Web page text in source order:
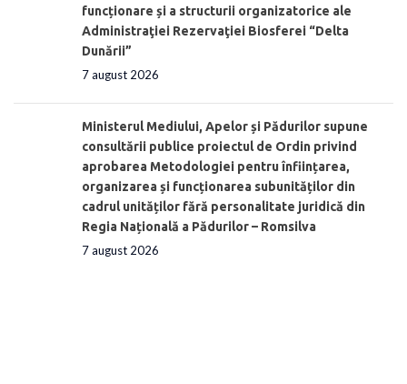
funcționare și a structurii organizatorice ale
Administraţiei Rezervaţiei Biosferei “Delta
Dunării”
7 august 2026
Ministerul Mediului, Apelor și Pădurilor supune
consultării publice proiectul de Ordin privind
aprobarea Metodologiei pentru înființarea,
organizarea și funcționarea subunităților din
cadrul unităților fără personalitate juridică din
Regia Națională a Pădurilor – Romsilva
7 august 2026